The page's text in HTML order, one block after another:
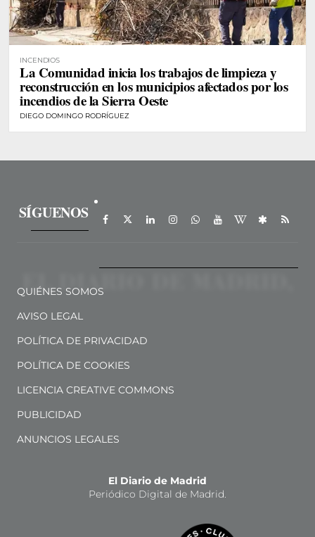
INCENDIOS
La Comunidad inicia los trabajos de limpieza y
reconstrucción en los municipios afectados por los
incendios de la Sierra Oeste
DIEGO DOMINGO RODRÍGUEZ
SÍGUENOS
QUIÉNES SOMOS
AVISO LEGAL
POLÍTICA DE PRIVACIDAD
POLÍTICA DE COOKIES
LICENCIA CREATIVE COMMONS
PUBLICIDAD
ANUNCIOS LEGALES
El Diario de Madrid
Periódico Digital de Madrid.